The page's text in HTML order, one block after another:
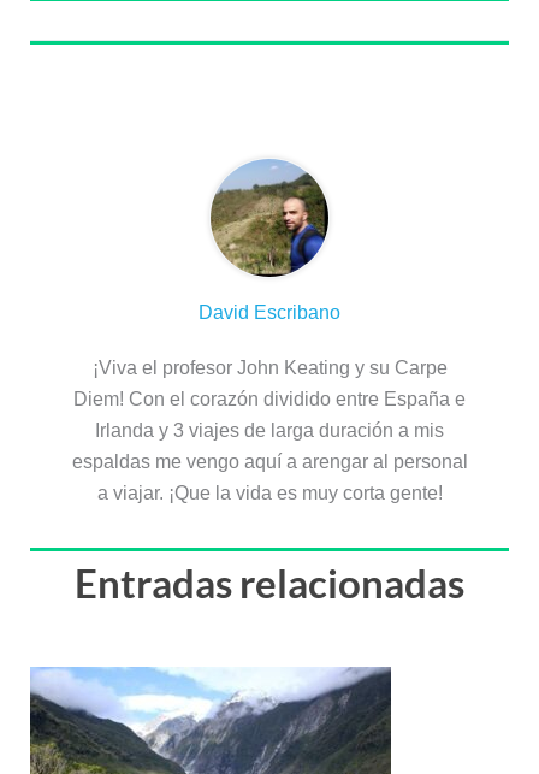
David Escribano
¡Viva el profesor John Keating y su Carpe
Diem! Con el corazón dividido entre España e
Irlanda y 3 viajes de larga duración a mis
espaldas me vengo aquí a arengar al personal
a viajar. ¡Que la vida es muy corta gente!
Entradas relacionadas